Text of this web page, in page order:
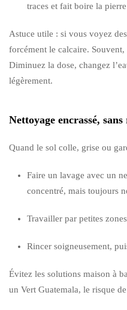
traces et fait boire la
Astuce utile : si vous voyez
forcément le calcaire.
Diminuez la dose, changez
légèrement.
Nettoyage encrassé,
Quand le sol colle, grise ou
Faire un lavage avec un
concentré, mais toujours
Travailler par petites zones
Rincer soigneusement,
Évitez les solutions maison à
un Vert Guatemala, le risque